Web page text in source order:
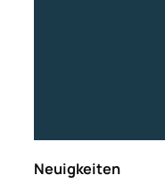
Neuigkeiten